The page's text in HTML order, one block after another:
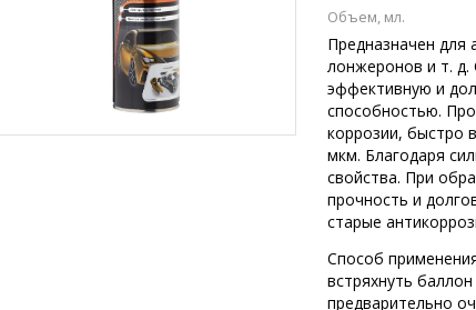
Объем, мл.
Предназначен для
лонжеронов и т.
эффективную и
способностью.
коррозии, быстро
мкм. Благодаря
свойства. При
прочность и
старые
Способ
встряхнуть
предварительно